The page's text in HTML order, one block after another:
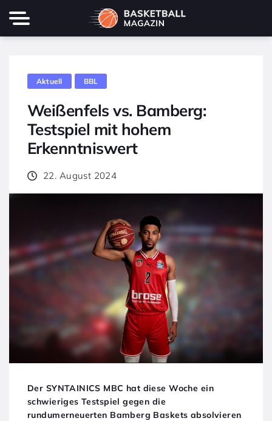
Aktuell BBL
Weißenfels vs. Bamberg:
Testspiel mit hohem
Erkenntniswert
22. August 2024
Der SYNTAINICS MBC hat diese Woche ein
schwieriges Testspiel gegen die
rundumerneuerten Bamberg Baskets absolvieren